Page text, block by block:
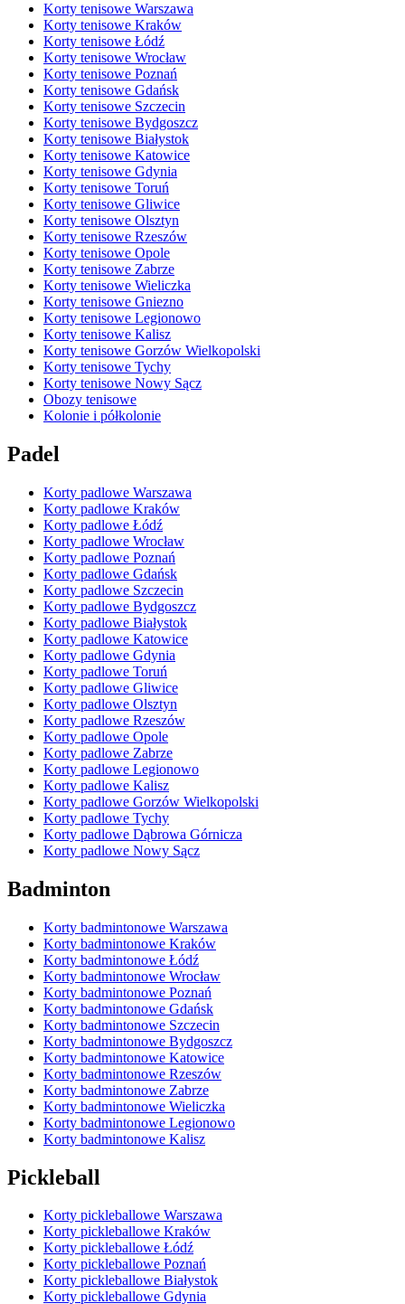
Korty tenisowe Warszawa
Korty tenisowe Kraków
Korty tenisowe Łódź
Korty tenisowe Wrocław
Korty tenisowe Poznań
Korty tenisowe Gdańsk
Korty tenisowe Szczecin
Korty tenisowe Bydgoszcz
Korty tenisowe Białystok
Korty tenisowe Katowice
Korty tenisowe Gdynia
Korty tenisowe Toruń
Korty tenisowe Gliwice
Korty tenisowe Olsztyn
Korty tenisowe Rzeszów
Korty tenisowe Opole
Korty tenisowe Zabrze
Korty tenisowe Wieliczka
Korty tenisowe Gniezno
Korty tenisowe Legionowo
Korty tenisowe Kalisz
Korty tenisowe Gorzów Wielkopolski
Korty tenisowe Tychy
Korty tenisowe Nowy Sącz
Obozy tenisowe
Kolonie i półkolonie
Padel
Korty padlowe Warszawa
Korty padlowe Kraków
Korty padlowe Łódź
Korty padlowe Wrocław
Korty padlowe Poznań
Korty padlowe Gdańsk
Korty padlowe Szczecin
Korty padlowe Bydgoszcz
Korty padlowe Białystok
Korty padlowe Katowice
Korty padlowe Gdynia
Korty padlowe Toruń
Korty padlowe Gliwice
Korty padlowe Olsztyn
Korty padlowe Rzeszów
Korty padlowe Opole
Korty padlowe Zabrze
Korty padlowe Legionowo
Korty padlowe Kalisz
Korty padlowe Gorzów Wielkopolski
Korty padlowe Tychy
Korty padlowe Dąbrowa Górnicza
Korty padlowe Nowy Sącz
Badminton
Korty badmintonowe Warszawa
Korty badmintonowe Kraków
Korty badmintonowe Łódź
Korty badmintonowe Wrocław
Korty badmintonowe Poznań
Korty badmintonowe Gdańsk
Korty badmintonowe Szczecin
Korty badmintonowe Bydgoszcz
Korty badmintonowe Katowice
Korty badmintonowe Rzeszów
Korty badmintonowe Zabrze
Korty badmintonowe Wieliczka
Korty badmintonowe Legionowo
Korty badmintonowe Kalisz
Pickleball
Korty pickleballowe Warszawa
Korty pickleballowe Kraków
Korty pickleballowe Łódź
Korty pickleballowe Poznań
Korty pickleballowe Białystok
Korty pickleballowe Gdynia